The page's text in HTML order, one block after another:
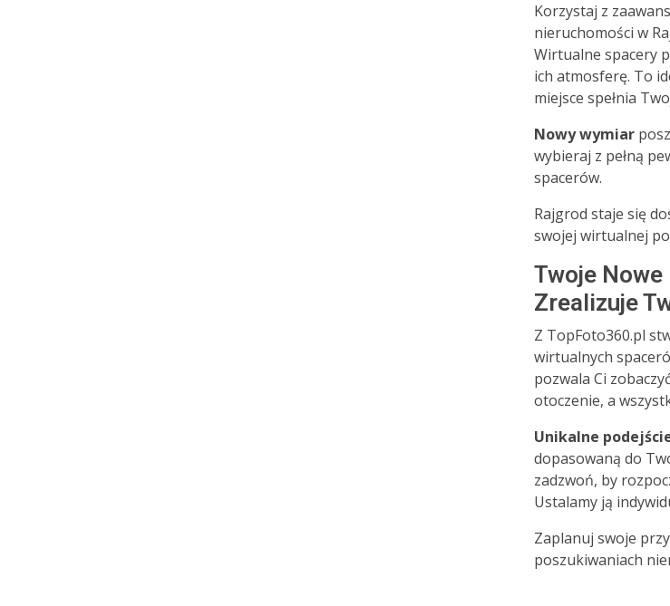
Korzystaj z
nieruchomości w
Wirtualne spacery
ich atmosferę. To
miejsce spełnia
Nowy wymiar
wybieraj z pełną
spacerów.
Rajgrod staje się
swojej wirtualnej
Twoje
Zrealizuje
Z TopFoto360.pl
wirtualnych
pozwala Ci
otoczenie, a
Unikalne
dopasowaną do
zadzwoń, by
Ustalamy ją
Zaplanuj swoje
poszukiwaniach